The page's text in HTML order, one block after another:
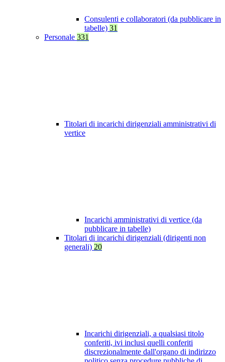
Consulenti e collaboratori (da pubblicare in
tabelle) 31
Personale 331
Titolari di incarichi dirigenziali amministrativi di
vertice
Incarichi amministrativi di vertice (da
pubblicare in tabelle)
Titolari di incarichi dirigenziali (dirigenti non
generali) 20
Incarichi dirigenziali, a qualsiasi titolo
conferiti, ivi inclusi quelli conferiti
discrezionalmente dall'organo di indirizzo